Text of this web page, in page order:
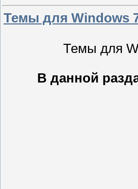
Темы для Windows
Темы для
В данной